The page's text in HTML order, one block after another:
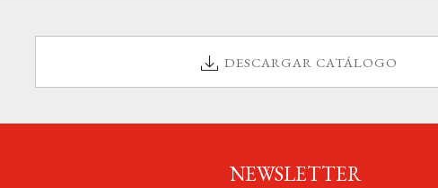
DESCARGAR CATÁLOGO
NEWSLETTER